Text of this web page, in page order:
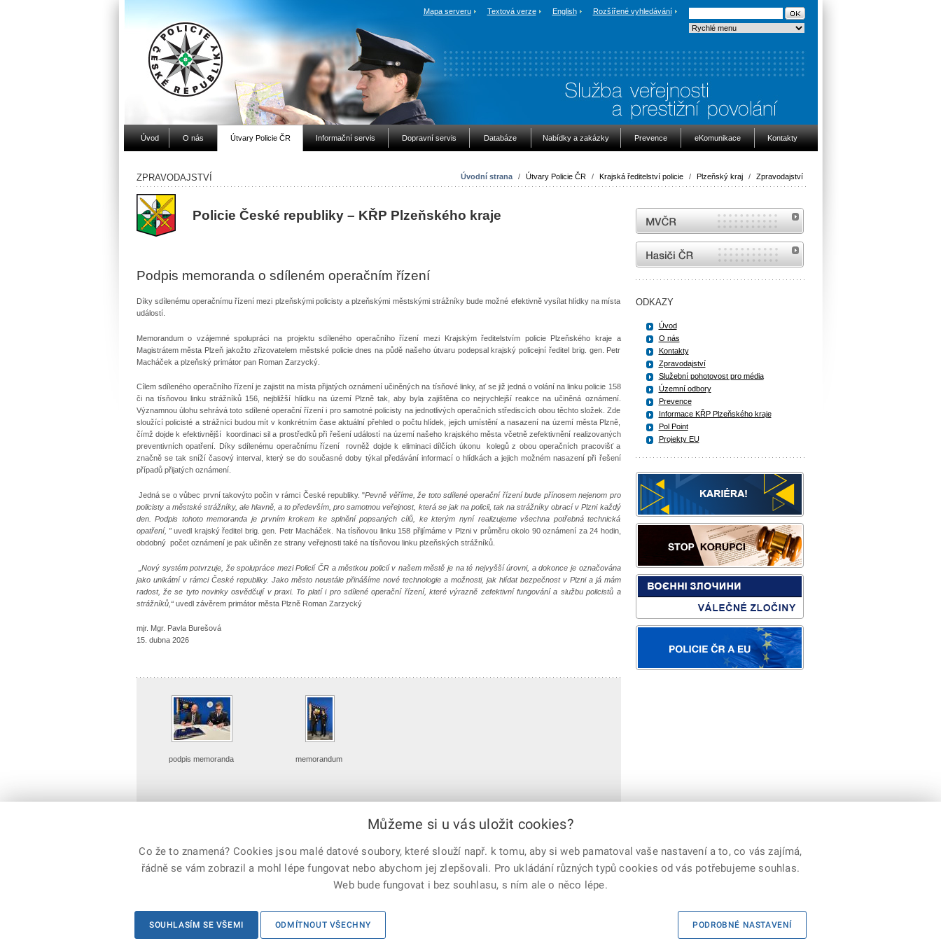
Mapa serveru Textová verze English Rozšířené vyhledávání
Úvod O nás Útvary Policie ČR Informační servis Dopravní servis Databáze Nabídky a zakázky Prevence eKomunikace Kontakty
Úvodní strana / Útvary Policie ČR / Krajská ředitelství policie / Plzeňský kraj / Zpravodajství
ZPRAVODAJSTVÍ
Policie České republiky – KŘP Plzeňského kraje
Podpis memoranda o sdíleném operačním řízení
Díky sdílenému operačnímu řízení mezi plzeňskými policisty a plzeňskými městskými strážníky bude možné efektivně vysílat hlídky na místa
událostí.
Memorandum o vzájemné spolupráci na projektu sdíleného operačního řízení mezi Krajským ředitelstvím policie Plzeňského kraje a
Magistrátem města Plzeň jakožto zřizovatelem městské policie dnes na půdě našeho útvaru podepsal krajský policejní ředitel brig. gen. Petr
Macháček a plzeňský primátor pan Roman Zarzycký.
Cílem sdíleného operačního řízení je zajistit na místa přijatých oznámení učiněných na tísňové linky, ať se již jedná o volání na linku policie 158
či na tísňovou linku strážníků 156, nejbližší hlídku na území Plzně tak, aby byla zajištěna co nejrychlejší reakce na učiněná oznámení.
Významnou úlohu sehrává toto sdílené operační řízení i pro samotné policisty na jednotlivých operačních střediscích obou těchto složek. Zde
sloužící policisté a strážníci budou mít v konkrétním čase aktuální přehled o počtu hlídek, jejich umístění a nasazení na území města Plzně,
čímž dojde k efektivnější koordinaci sil a prostředků při řešení událostí na území našeho krajského města včetně zefektivnění realizovaných
preventivních opatření. Díky sdílenému operačnímu řízení rovněž dojde k eliminaci dílčích úkonu kolegů z obou operačních pracovišť a
značně se tak sníží časový interval, který se do současné doby týkal předávání informací o hlídkách a jejich možném nasazení při řešení
případů přijatých oznámení.
Jedná se o vůbec první takovýto počin v rámci České republiky. "Pevně věříme, že toto sdílené operační řízení bude přínosem nejenom pro
policisty a městské strážníky, ale hlavně, a to především, pro samotnou veřejnost, která se jak na policii, tak na strážníky obrací v Plzni každý
den. Podpis tohoto memoranda je prvním krokem ke splnění popsaných cílů, ke kterým nyní realizujeme všechna potřebná technická
opatření, ”uvedl krajský ředitel brig. gen. Petr Macháček. Na tísňovou linku 158 přijímáme v Plzni v průměru okolo 90 oznámení za 24 hodin,
obdobný počet oznámení je pak učiněn ze strany veřejnosti také na tísňovou linku plzeňských strážníků.
„Nový systém potvrzuje, že spolupráce mezi Policií ČR a městkou policií v našem městě je na té nejvyšší úrovni, a dokonce je označována
jako unikátní v rámci České republiky. Jako město neustále přinášíme nové technologie a možnosti, jak hlídat bezpečnost v Plzni a já mám
radost, že se tyto novinky osvědčují v praxi. To platí i pro sdílené operační řízení, které výrazně zefektivní fungování a službu policistů a
strážníků,“uvedl závěrem primátor města Plzně Roman Zarzycký
mjr. Mgr. Pavla Burešová
15. dubna 2026
podpis memoranda memorandum
vytisknout
e-mailem
Facebook
MVČR
internetové stránky Hasiči ČR
ODKAZY
Úvod
O nás
Kontakty
Zpravodajství
Služební pohotovost pro média
Územní odbory
Prevence
Informace KŘP Plzeňského kraje
Pol Point
Projekty EU
© 2026 Policie ČR, všechna práva vyhrazena Mapa serveru Prohlášení o přístupnosti | RSS
Můžeme si u vás uložit cookies?
Co že to znamená? Cookies jsou malé datové soubory, které slouží např. k tomu, aby si web pamatoval vaše nastavení a to, co vás zajímá,
řádně se vám zobrazil a mohl lépe fungovat nebo abychom jej zlepšovali. Pro ukládání různých typů cookies od vás potřebujeme souhlas.
Web bude fungovat i bez souhlasu, s ním ale o něco lépe.
SOUHLASÍM SE VŠEMI ODMÍTNOUT VŠECHNY PODROBNÉ NASTAVENÍ